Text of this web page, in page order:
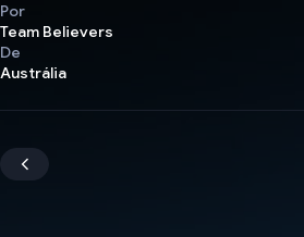
Por
Team Believers
De
Austrália